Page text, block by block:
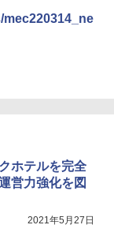
ホテルを完全
営力強化を図
2021年5月27日